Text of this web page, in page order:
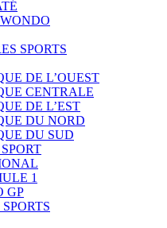
SPORTS
DE L’OUEST
CENTRALE
DE L’EST
DU NORD
DU SUD
1
GP